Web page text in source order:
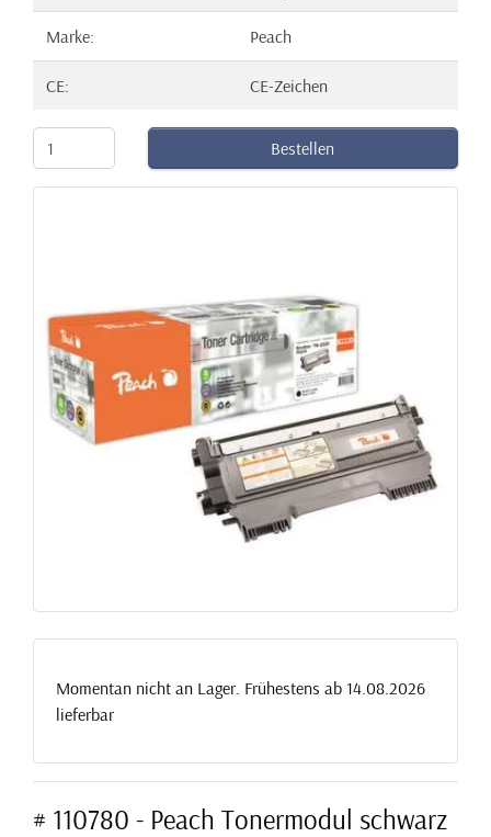
Marke: Peach
CE: CE-Zeichen
Bestellen
Momentan nicht an Lager. Frühestens ab 14.08.2026
lieferbar
# 110780 - Peach Tonermodul schwarz